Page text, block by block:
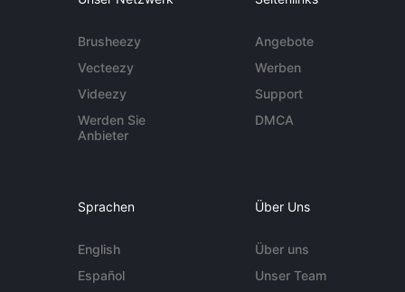
Brusheezy
Vecteezy
Videezy
Werden Sie
Anbieter
Angebote
Werben
Support
DMCA
Sprachen
English
Español
Über Uns
Über uns
Unser Team